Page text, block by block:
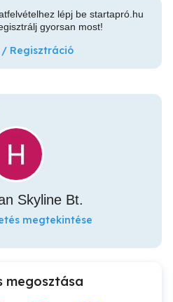
lépj be startapró.hu
gyorsan most!
/ Regisztráció
Skyline Bt.
megtekintése
megosztása